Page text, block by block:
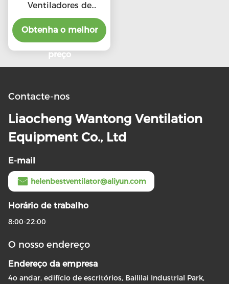
Ventiladores de
telhado de escape de
alta CFM com preço
preferencial
Obtenha o melhor
preço
Contacte-nos
Liaocheng Wantong Ventilation
Equipment Co., Ltd
E-mail
helenbestventilator@aliyun.com
Horário de trabalho
8:00-22:00
O nosso endereço
Endereço da empresa
4o andar, edifício de escritórios, Baililai Industrial Park,